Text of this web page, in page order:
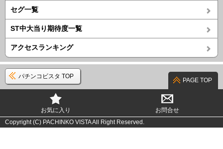
セグ一覧
ST中大当り期待度一覧
アクセスランキング
パチンコビスタ TOP
PAGE TOP
お気に入り
お問合せ
Copyright (C) PACHINKO VISTA All Right Reserved.